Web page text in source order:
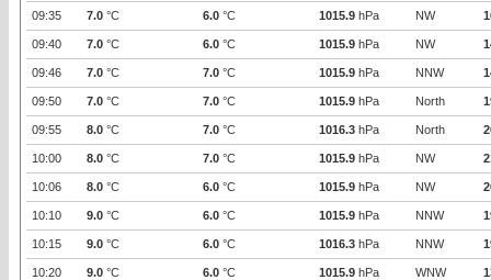
09:35 7.0 °C 6.0 °C 1015.9 hPa NW
09:40 7.0 °C 6.0 °C 1015.9 hPa NW
09:46 7.0 °C 7.0 °C 1015.9 hPa NNW
09:50 7.0 °C 7.0 °C 1015.9 hPa North
09:55 8.0 °C 7.0 °C 1016.3 hPa North
10:00 8.0 °C 7.0 °C 1015.9 hPa NW
10:06 8.0 °C 6.0 °C 1015.9 hPa NW
10:10 9.0 °C 6.0 °C 1015.9 hPa NNW
10:15 9.0 °C 6.0 °C 1016.3 hPa NNW
10:20 9.0 °C 6.0 °C 1015.9 hPa WNW